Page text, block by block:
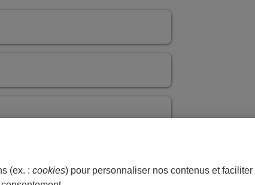
(ex. :cookies) pour personnaliser nos contenus et faciliter